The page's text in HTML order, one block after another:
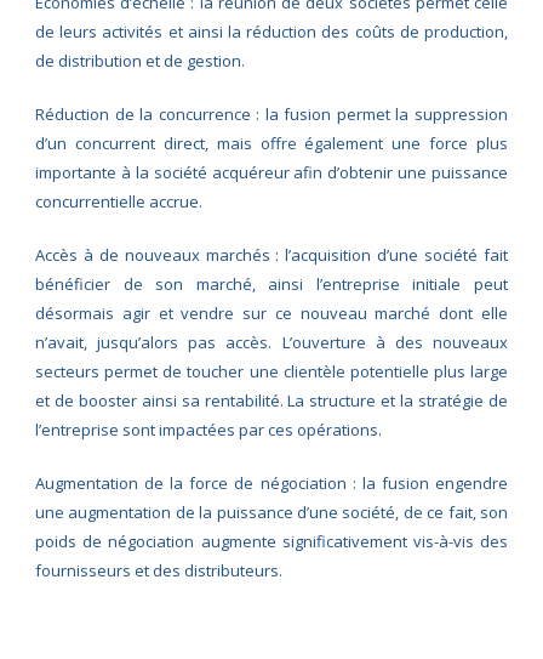
de leurs activités et ainsi la réduction des coûts de production,
de distribution et de gestion.
Réduction de la concurrence : la fusion permet la suppression
d’un concurrent direct, mais offre également une force plus
importante à la société acquéreur afin d’obtenir une puissance
concurrentielle accrue.
Accès à de nouveaux marchés : l’acquisition d’une société fait
bénéficier de son marché, ainsi l’entreprise initiale peut
désormais agir et vendre sur ce nouveau marché dont elle
n’avait, jusqu’alors pas accès. L’ouverture à des nouveaux
secteurs permet de toucher une clientèle potentielle plus large
et de booster ainsi sa rentabilité. La structure et la stratégie de
l’entreprise sont impactées par ces opérations.
Augmentation de la force de négociation : la fusion engendre
une augmentation de la puissance d’une société, de ce fait, son
poids de négociation augmente significativement vis-à-vis des
fournisseurs et des distributeurs.